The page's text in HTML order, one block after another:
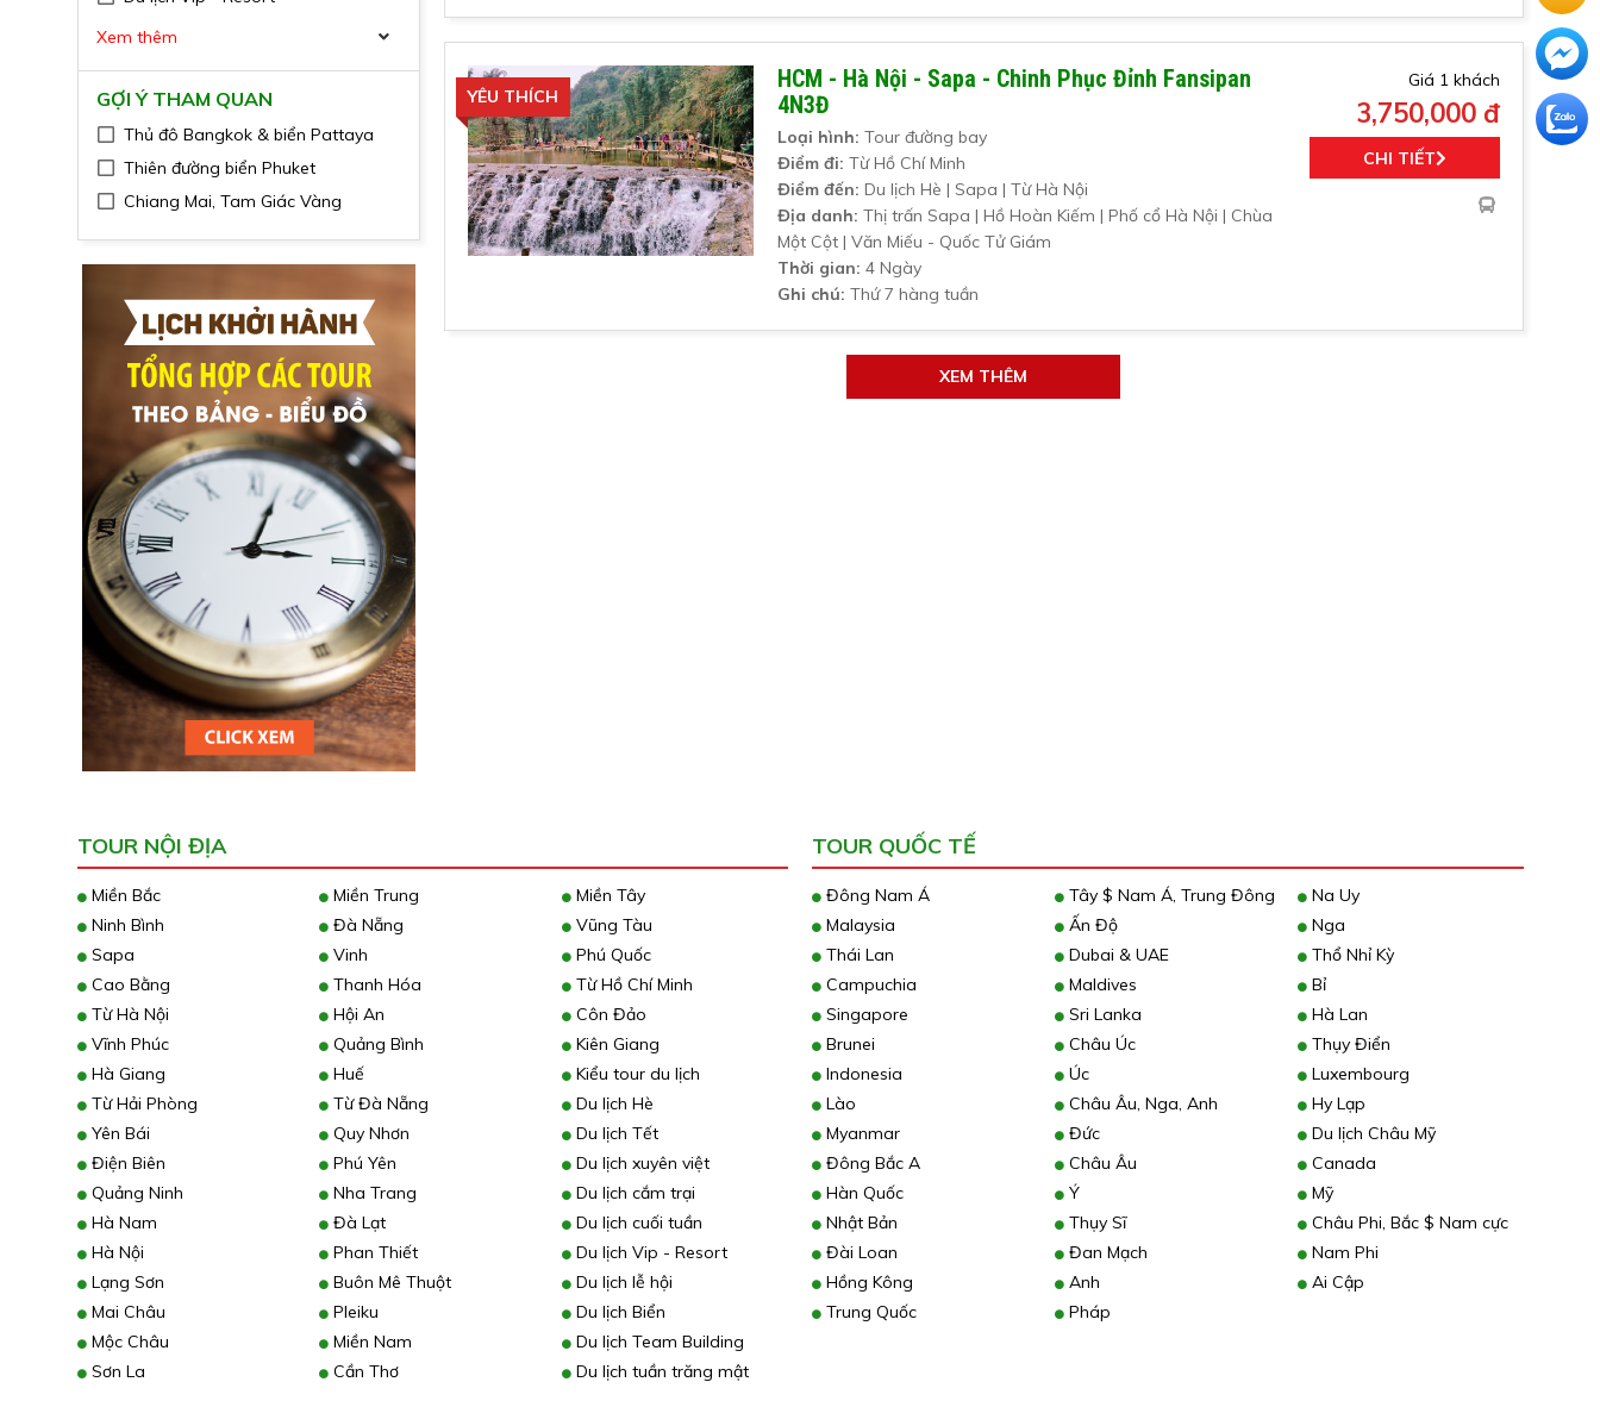
Xem thêm
GỢI Ý THAM QUAN
Thủ đô Bangkok & biển Pattaya
Thiên đường biển Phuket
Chiang Mai, Tam Giác Vàng
YÊU THÍCH
HCM - Hà Nội - Sapa - Chinh Phục Đỉnh Fansipan
4N3Đ
Loại hình: Tour đường bay
Điểm đi: Từ Hồ Chí Minh
Điểm đến: Du lịch Hè | Sapa | Từ Hà Nội
Địa danh: Thị trấn Sapa | Hồ Hoàn Kiếm | Phố cổ Hà Nội | Chùa
Một Cột | Văn Miếu - Quốc Tử Giám
Thời gian: 4 Ngày
Ghi chú: Thứ 7 hàng tuần
Giá 1 khách
3,750,000 đ
CHI TIẾT
XEM THÊM
TOUR NỘI ĐỊA
Miền Bắc
Ninh Bình
Sapa
Cao Bằng
Từ Hà Nội
Vĩnh Phúc
Hà Giang
Từ Hải Phòng
Yên Bái
Điện Biên
Quảng Ninh
Hà Nam
Hà Nội
Lạng Sơn
Mai Châu
Mộc Châu
Sơn La
Miền Trung
Đà Nẵng
Vinh
Thanh Hóa
Hội An
Quảng Bình
Huế
Từ Đà Nẵng
Quy Nhơn
Phú Yên
Nha Trang
Đà Lạt
Phan Thiết
Buôn Mê Thuột
Pleiku
Miền Nam
Cần Thơ
Miền Tây
Vũng Tàu
Phú Quốc
Từ Hồ Chí Minh
Côn Đảo
Kiên Giang
Kiểu tour du lịch
Du lịch Hè
Du lịch Tết
Du lịch xuyên việt
Du lịch cắm trại
Du lịch cuối tuần
Du lịch Vip - Resort
Du lịch lễ hội
Du lịch Biển
Du lịch Team Building
Du lịch tuần trăng mật
TOUR QUỐC TẾ
Đông Nam Á
Malaysia
Thái Lan
Campuchia
Singapore
Brunei
Indonesia
Lào
Myanmar
Đông Bắc A
Hàn Quốc
Nhật Bản
Đài Loan
Hồng Kông
Trung Quốc
Tây $ Nam Á, Trung Đông
Ấn Độ
Dubai & UAE
Maldives
Sri Lanka
Châu Úc
Úc
Châu Âu, Nga, Anh
Đức
Châu Âu
Ý
Thụy Sĩ
Đan Mạch
Anh
Pháp
Na Uy
Nga
Thổ Nhỉ Kỳ
Bỉ
Hà Lan
Thụy Điển
Luxembourg
Hy Lạp
Du lịch Châu Mỹ
Canada
Mỹ
Châu Phi, Bắc $ Nam cực
Nam Phi
Ai Cập